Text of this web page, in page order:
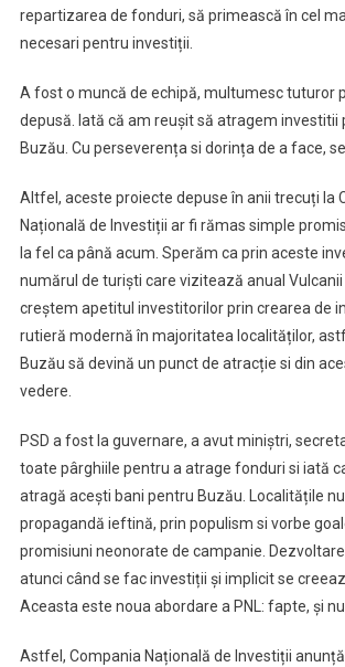
repartizarea de fonduri, să primească în cel
necesari pentru investiții.
A fost o muncă de echipă, multumesc tuturor
depusă. Iată că am reușit să atragem investitii
Buzău. Cu perseverența si dorința de a face,
Altfel, aceste proiecte depuse în anii trecuți la
Națională de Investiții ar fi rămas simple
la fel ca până acum. Sperăm ca prin aceste
numărul de turiști care vizitează anual Vulcanii
creștem apetitul investitorilor prin crearea de
rutieră modernă în majoritatea localităților,
Buzău să devină un punct de atracție si din
vedere.
PSD a fost la guvernare, a avut miniștri,
toate pârghiile pentru a atrage fonduri si iată
atragă acești bani pentru Buzău. Localitățile
propagandă ieftină, prin populism si vorbe
promisiuni neonorate de campanie.
atunci când se fac investiții și implicit se
Aceasta este noua abordare a PNL: fapte, și
Astfel, Compania Națională de Investiții